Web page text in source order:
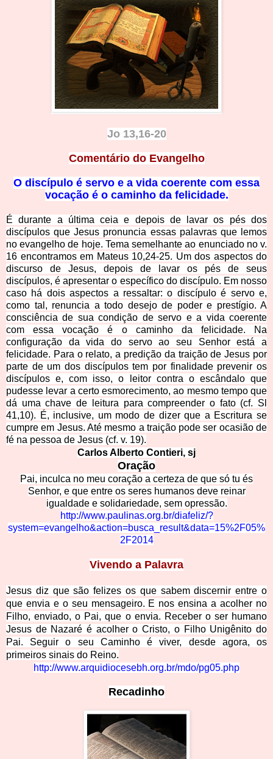
Jo 13,16-20
Comentário do Evangelho
O discípulo é servo e a vida coerente com essa
vocação é o caminho da felicidade.
É durante a última ceia e depois de lavar os pés dos
discípulos que Jesus pronuncia essas palavras que lemos
no evangelho de hoje. Tema semelhante ao enunciado no v.
16 encontramos em Mateus 10,24-25. Um dos aspectos do
discurso de Jesus, depois de lavar os pés de seus
discípulos, é apresentar o específico do discípulo. Em nosso
caso há dois aspectos a ressaltar: o discípulo é servo e,
como tal, renuncia a todo desejo de poder e prestígio. A
consciência de sua condição de servo e a vida coerente
com essa vocação é o caminho da felicidade. Na
configuração da vida do servo ao seu Senhor está a
felicidade. Para o relato, a predição da traição de Jesus por
parte de um dos discípulos tem por finalidade prevenir os
discípulos e, com isso, o leitor contra o escândalo que
pudesse levar a certo esmorecimento, ao mesmo tempo que
dá uma chave de leitura para compreender o fato (cf. Sl
41,10). É, inclusive, um modo de dizer que a Escritura se
cumpre em Jesus. Até mesmo a traição pode ser ocasião de
fé na pessoa de Jesus (cf. v. 19).
Carlos Alberto Contieri, sj
Oração
Pai, inculca no meu coração a certeza de que só tu és
Senhor, e que entre os seres humanos deve reinar
igualdade e solidariedade, sem opressão.
http://www.paulinas.org.br/diafeliz/?
system=evangelho&action=busca_result&data=15%2F05%
2F2014
Vivendo a Pa lavra
Jesus diz que são felizes os que sabem discernir entre o
que envia e o seu mensageiro. E nos ensina a acolher no
Filho, enviado, o Pai, que o envia. Receber o ser humano
Jesus de Nazaré é acolher o Cristo, o Filho Unigênito do
Pai. Seguir o seu Caminho é viver, desde agora, os
primeiros sinais do Reino.
http://www.arquidiocesebh.org.br/mdo/pg05.php
Recadinho